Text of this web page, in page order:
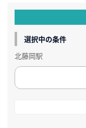
選択中の条件
北藤岡駅